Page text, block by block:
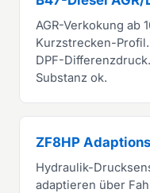
AGR-Verkokung ab
Kurzstrecken-Profil.
DPF-
Substanz ok.
ZF8HP
Hydraulik-
adaptieren über